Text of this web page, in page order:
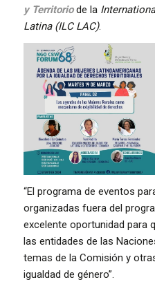
y Territoriode la
Latina (ILC LAC).
“El programa de eventos
organizadas fuera del
excelente oportunidad para
las entidades de las
temas de la Comisión y
igualdad de género”.